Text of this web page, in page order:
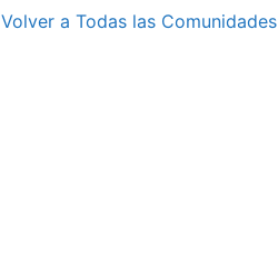
Volver a Todas las Comunidades